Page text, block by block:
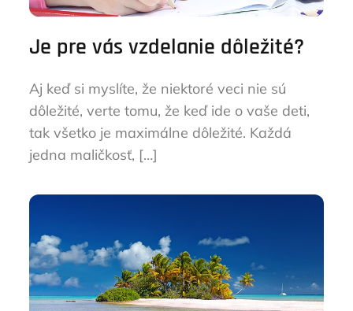
Je pre vás vzdelanie dôležité?
Aj keď si myslíte, že niektoré veci nie sú
dôležité, verte tomu, že keď ide o vaše deti,
tak všetko je maximálne dôležité. Každá
jedna maličkosť, […]